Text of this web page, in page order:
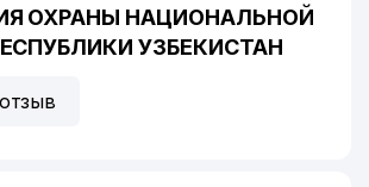
ОХРАНЫ НАЦИОНАЛЬНОЙ
УЗБЕКИСТАН